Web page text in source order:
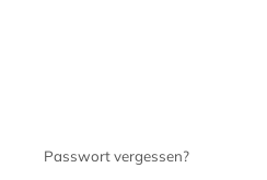
Passwort vergessen?